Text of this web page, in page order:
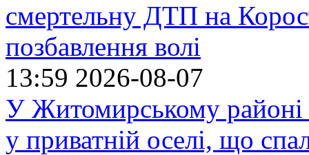
смертельну ДТП на
позбавлення волі
13:59 2026-08-07
У Житомирському районі
у приватній оселі, що